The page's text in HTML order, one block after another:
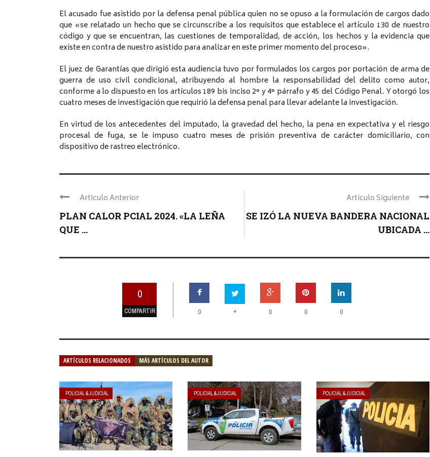
El acusado fue asistido por la defensa penal pública quien no se opuso a la formulación de cargos dado
que «se relatado un hecho que se circunscribe a los requisitos que establece el artículo 130 de nuestro
código y que se encuentran, las cuestiones de temporalidad, de acción, los hechos y la evidencia que
existe en contra de nuestro asistido para analizar en este primer momento del proceso».
El juez de Garantías que dirigió esta audiencia tuvo por formulados los cargos por portación de arma de
guerra de uso civil condicional, atribuyendo al hombre la responsabilidad del delito como autor,
conforme a lo dispuesto en los artículos 189 bis inciso 2° y 4° párrafo y 45 del Código Penal. Y otorgó los
cuatro meses de investigación que requirió la defensa penal para llevar adelante la investigación.
En virtud de los antecedentes del imputado, la gravedad del hecho, la pena en expectativa y el riesgo
procesal de fuga, se le impuso cuatro meses de prisión preventiva de carácter domiciliario, con
dispositivo de rastreo electrónico.
Articulo Anterior
PLAN CALOR PCIAL 2024. «LA LEÑA
QUE ...
Articulo Siguiente
SE IZÓ LA NUEVA BANDERA NACIONAL
UBICADA ...
0
COMPARTIR 0 + 0 0 0
ARTÍCULOS RELACIONADOS MÁS ARTÍCULOS DEL AUTOR
POLICIAL & JUDICIAL POLICIAL & JUDICIAL POLICIAL & JUDICIAL